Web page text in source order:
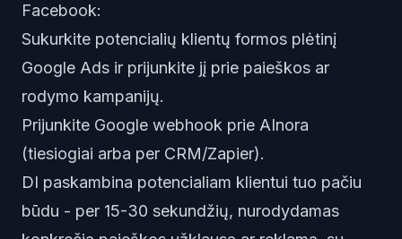
Facebook:
Sukurkite potencialių klientų formos plėtinį
Google Ads ir prijunkite jį prie paieškos ar
rodymo kampanijų.
Prijunkite Google webhook prie AInora
(tiesiogiai arba per CRM/Zapier).
DI paskambina potencialiam klientui tuo pačiu
būdu - per 15-30 sekundžių, nurodydamas